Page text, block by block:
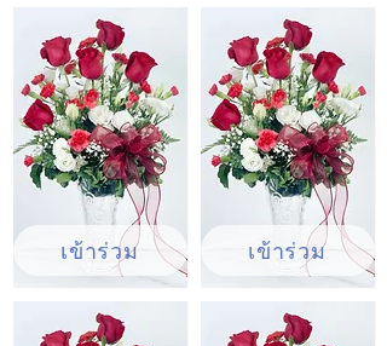
กุหลาบ ช่อดอกทานตะวัน โดยเฉพาะช่วง
เทศกาลสำคัญ เช่น วันวาเลนไทน์ ช่อดอกไม้
สดจะเป็นตัวเลือกอันดับ 1 ในการสั่งซื้อ
เข้าร่วม เข้าร่วม